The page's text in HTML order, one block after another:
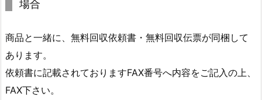
場合
商品と一緒に、無料回収依頼書・無料回収伝票が同梱して
あります。
依頼書に記載されておりますFAX番号へ内容をご記入の上、
FAX下さい。